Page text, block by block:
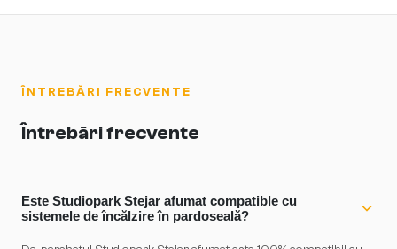
ÎNTREBĂRI FRECVENTE
Întrebări frecvente
Este Studiopark Stejar afumat compatible cu
sistemele de încălzire în pardoseală?